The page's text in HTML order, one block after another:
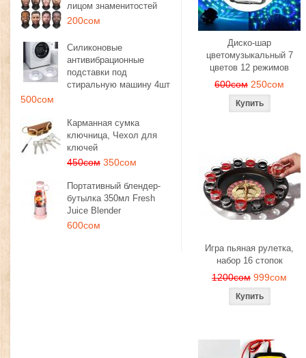
лицом знаменитостей
200сом
Силиконовые
антивибрационные
подставки под
стиральную машину 4шт
500сом
Карманная сумка
ключница, Чехол для
ключей
450сом 350сом
Портативный блендер-
бутылка 350мл Fresh
Juice Blender
600сом
Диско-шар
цветомузыкальный 7
цветов 12 режимов
600сом 250сом
Игра пьяная рулетка,
набор 16 стопок
1200сом 999сом